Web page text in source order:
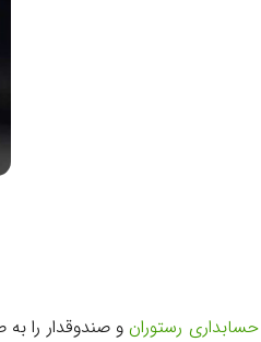
حسابداری رستورانو صندوقدار را به